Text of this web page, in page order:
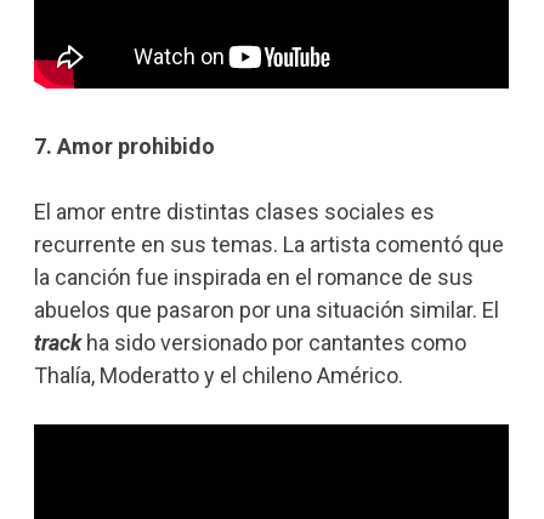
7. Amor prohibido
El amor entre distintas clases sociales es
recurrente en sus temas. La artista comentó que
la canción fue inspirada en el romance de sus
abuelos que pasaron por una situación similar. El
track ha sido versionado por cantantes como
Thalía, Moderatto y el chileno Américo.